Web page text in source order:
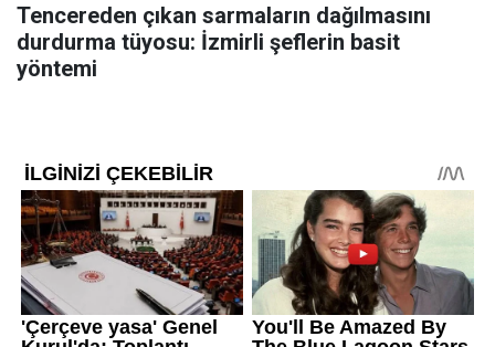
Tencereden çıkan sarmaların dağılmasını
durdurma tüyosu: İzmirli şeflerin basit
yöntemi